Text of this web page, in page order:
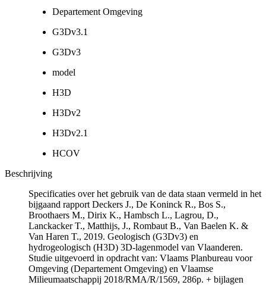
Departement Omgeving
G3Dv3.1
G3Dv3
model
H3D
H3Dv2
H3Dv2.1
HCOV
Beschrijving
Specificaties over het gebruik van de data staan vermeld in het
bijgaand rapport Deckers J., De Koninck R., Bos S.,
Broothaers M., Dirix K., Hambsch L., Lagrou, D.,
Lanckacker T., Matthijs, J., Rombaut B., Van Baelen K. &
Van Haren T., 2019. Geologisch (G3Dv3) en
hydrogeologisch (H3D) 3D-lagenmodel van Vlaanderen.
Studie uitgevoerd in opdracht van: Vlaams Planbureau voor
Omgeving (Departement Omgeving) en Vlaamse
Milieumaatschappij 2018/RMA/R/1569, 286p. + bijlagen